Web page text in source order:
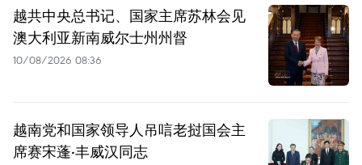
越共中央总书记、国家主席苏林会见
澳大利亚新南威尔士州州督
10/08/2026 08:36
越南党和国家领导人吊唁老挝国会主
席赛宋蓬·丰威汉同志